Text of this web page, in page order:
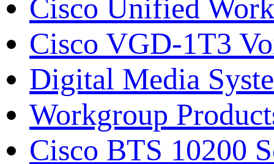
Cisco Unified
Cisco VGD-1T3
Digital Media
Workgroup
Cisco BTS 10200